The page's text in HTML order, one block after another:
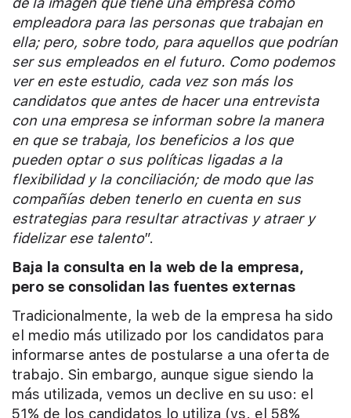
empleadora para las personas que trabajan en
ella; pero, sobre todo, para aquellos que podrían
ser sus empleados en el futuro. Como podemos
ver en este estudio, cada vez son más los
candidatos que antes de hacer una entrevista
con una empresa se informan sobre la manera
en que se trabaja, los beneficios a los que
pueden optar o sus políticas ligadas a la
flexibilidad y la conciliación; de modo que las
compañías deben tenerlo en cuenta en sus
estrategias para resultar atractivas y atraer y
fidelizar ese talento”.
Baja la consulta en la web de la empresa,
pero se consolidan las fuentes externas
Tradicionalmente, la web de la empresa ha sido
el medio más utilizado por los candidatos para
informarse antes de postularse a una oferta de
trabajo. Sin embargo, aunque sigue siendo la
más utilizada, vemos un declive en su uso: el
51% de los candidatos lo utiliza (vs. el 58%